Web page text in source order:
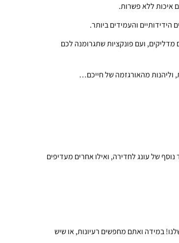
איכות ללא פשרות.
הידידותיים והעמידים ביותר.
מדליקים, ועם פונקציות שתגרומנה לכם
וליהנות מהאורגזמה של חייכם…
של עונג לחדירה, ואילו אחרים מעדיפים
במידה ואתם מחפשים רעיונות, או שיש